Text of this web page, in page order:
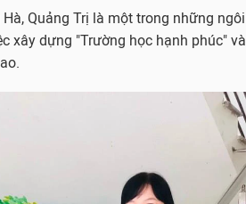
Quảng Trị là một trong những ngôi
xây dựng "Trường học hạnh phúc" và